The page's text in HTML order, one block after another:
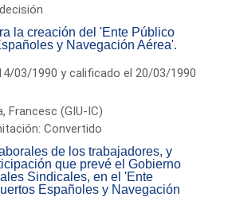
la creación del 'Ente Público
y Navegación Aérea'.
03/1990 y calificado el 20/03/1990
Francesc (GIU-IC)
Convertido
de los trabajadores, y
que prevé el Gobierno
Sindicales, en el 'Ente
Españoles y Navegación